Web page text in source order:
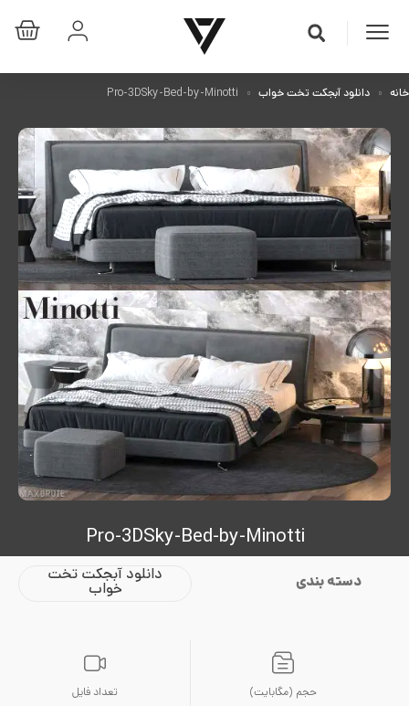
خانه دانلود آبجکت تخت خواب
Pro-3DSky-Bed-by-Minotti
دسته بندی دانلود آبجکت تخت
خواب
حجم (مگابایت) تعداد فایل